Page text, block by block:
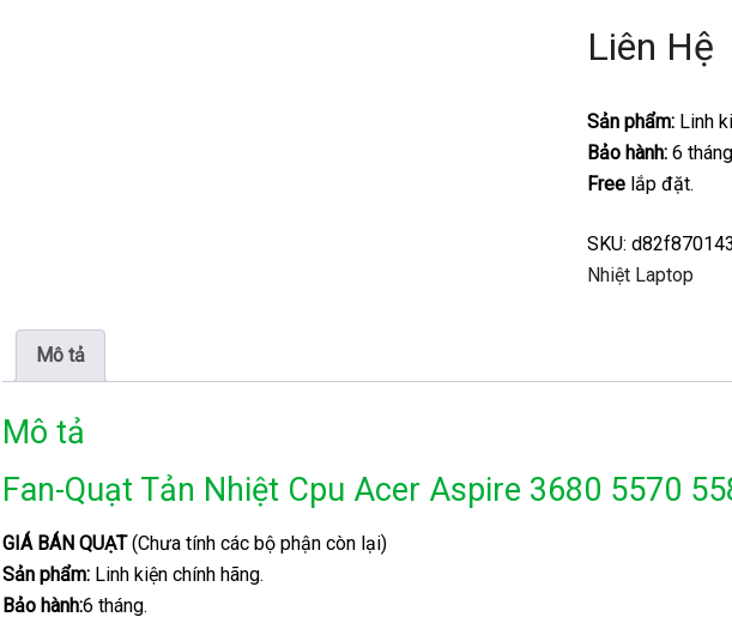
Liên Hệ
Sản phẩm:Linh
Bảo hành:6
Freelắp đặt.
SKU:
Nhiệt Laptop
Mô tả
Mô tả
Fan-Quạt Tản Nhiệt Cpu Acer Aspire 3680 5570
GIÁ BÁN QUẠT(Chưa tính các bộ phận còn lại)
Sản phẩm: Linh kiện chính hãng.
Bảo hành:6 tháng.